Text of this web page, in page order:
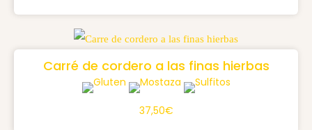
Carré de cordero a las finas hierbas
37,50€